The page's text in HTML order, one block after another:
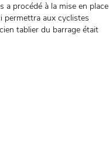
a procédé à la mise en place
permettra aux cyclistes
tablier du barrage était